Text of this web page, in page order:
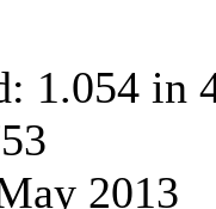
1.054 in
2013